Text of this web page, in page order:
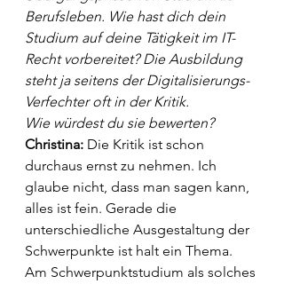
Berufsleben. Wie hast dich dein
Studium auf deine Tätigkeit im IT-
Recht vorbereitet? Die Ausbildung
steht ja seitens der Digitalisierungs-
Verfechter oft in der Kritik.
Wie würdest du sie bewerten?
Christina: Die Kritik ist schon
durchaus ernst zu nehmen. Ich
glaube nicht, dass man sagen kann,
alles ist fein. Gerade die
unterschiedliche Ausgestaltung der
Schwerpunkte ist halt ein Thema.
Am Schwerpunktstudium als solches